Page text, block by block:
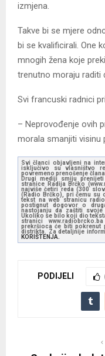
izmjena.
Takve bi se mjere
bi se kvalificirali. One
mnogih žena koje
trenutno moraju raditi
Svi francuski radnici
– Neprovođenje ovih
morala smanjiti visinu
Svi članci objavljeni na
isključivo su vlasništvo
povremeno prenošenje
Drugi mediji smiju
stranice Radija Brčko
najviše četiri reda (300
(Radio Brčko), pri čemu su
tekst na web stranicu
postignut dogovor o
nastojanju da zaštiti
Ukoliko se bilo koji dio
stranici
prekršioca će biti pokrenut
distrikta. Za detaljnije
KORIŠTENJA.
PODIJELI